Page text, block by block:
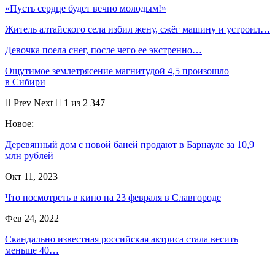
«Пусть сердце будет вечно молодым!»
Житель алтайского села избил жену, сжёг машину и устроил…
Девочка поела снег, после чего ее экстренно…
Ощутимое землетрясение магнитудой 4,5 произошло
в Сибири
Prev Next
1 из 2 347
Новое:
Деревянный дом с новой баней продают в Барнауле за 10,9
млн рублей
Окт 11, 2023
Что посмотреть в кино на 23 февраля в Славгороде
Фев 24, 2022
Скандально известная российская актриса стала весить
меньше 40…